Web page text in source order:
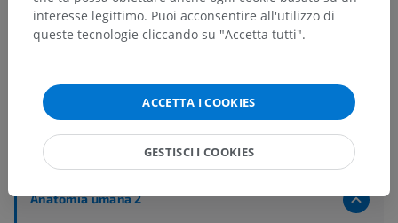
Gerarchia anatomica
Anatomia umana 2
interesse legittimo. Puoi acconsentire all'utilizzo di
queste tecnologie cliccando su "Accetta tutti".
ACCETTA I COOKIES
GESTISCI I COOKIES